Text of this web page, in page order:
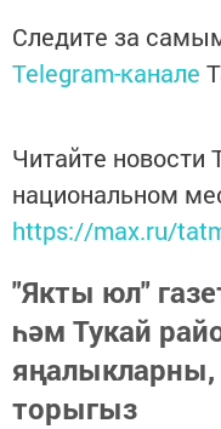
Следите за
Telegram-канале
Читайте новости
национальном
https://max.ru/
"Якты юл"
һәм Тукай
торыгыз